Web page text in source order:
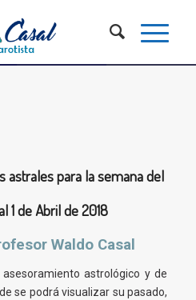
astrales para la semana del
1 de Abril de 2018
Waldo Casal
astrológico y de
se podrá visualizar su pasado,